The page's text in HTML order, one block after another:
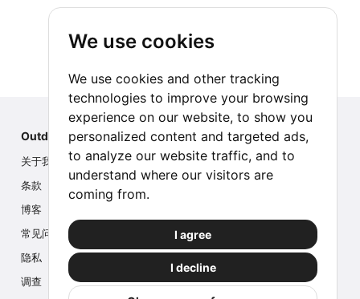
We use cookies
We use cookies and other tracking
technologies to improve your browsing
experience on our website, to show you
personalized content and targeted ads,
to analyze our website traffic, and to
understand where our visitors are
coming from.
I agree
I decline
Outdoor Index
关于我们
条款
博客
常见问题
隐私
调查